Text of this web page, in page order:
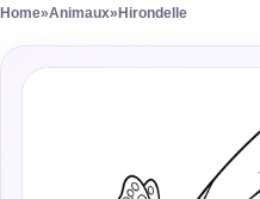
Home»Animaux» Hirondelle